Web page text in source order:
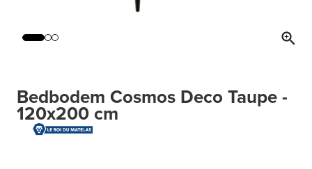
Bedbodem Cosmos Deco Taupe -
120x200 cm